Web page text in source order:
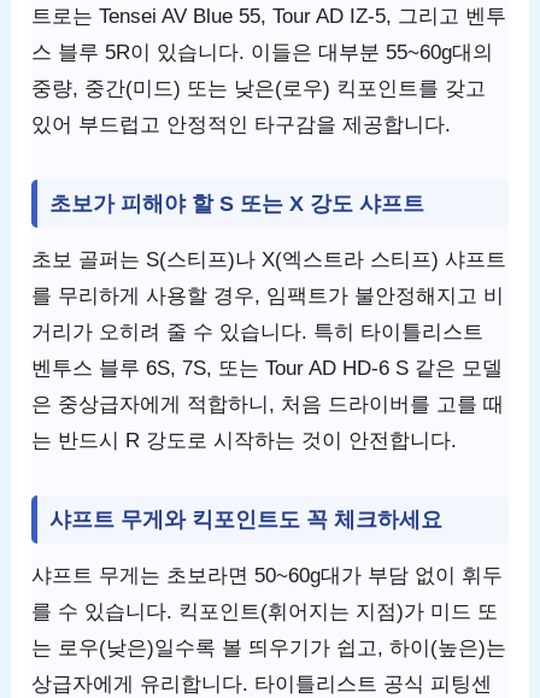
트로는 Tensei AV Blue 55, Tour AD IZ-5, 그리고 벤투
스 블루 5R이 있습니다. 이들은 대부분 55~60g대의
중량, 중간(미드) 또는 낮은(로우) 킥포인트를 갖고
있어 부드럽고 안정적인 타구감을 제공합니다.
초보가 피해야 할 S 또는 X 강도 샤프트
초보 골퍼는 S(스티프)나 X(엑스트라 스티프) 샤프트
를 무리하게 사용할 경우, 임팩트가 불안정해지고 비
거리가 오히려 줄 수 있습니다. 특히 타이틀리스트
벤투스 블루 6S, 7S, 또는 Tour AD HD-6 S 같은 모델
은 중상급자에게 적합하니, 처음 드라이버를 고를 때
는 반드시 R 강도로 시작하는 것이 안전합니다.
샤프트 무게와 킥포인트도 꼭 체크하세요
샤프트 무게는 초보라면 50~60g대가 부담 없이 휘두
를 수 있습니다. 킥포인트(휘어지는 지점)가 미드 또
는 로우(낮은)일수록 볼 띄우기가 쉽고, 하이(높은)는
상급자에게 유리합니다. 타이틀리스트 공식 피팅센